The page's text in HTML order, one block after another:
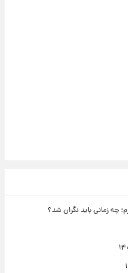
چه زمانی باید نگران شد؟